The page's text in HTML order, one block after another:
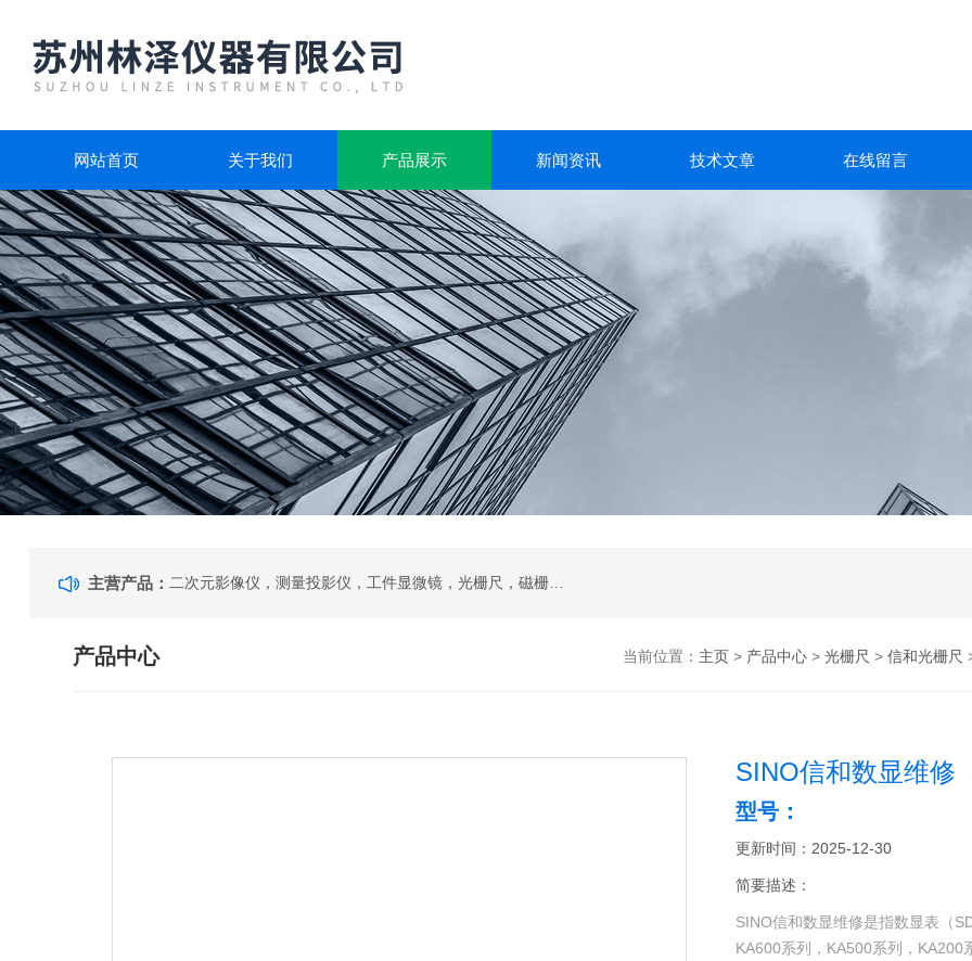
网站首页 关于我们 产品展示 新闻资讯 技术文章 在线留言
主营产品：
产品中心 当前位置： 主页> 产品中心> 光栅尺 > 信和光栅尺
SINO信和数显维修
型号：
更新时间：2025-12-30
简要描述：
SINO信和数显维修是指数显表（
KA600系列，KA500系列，